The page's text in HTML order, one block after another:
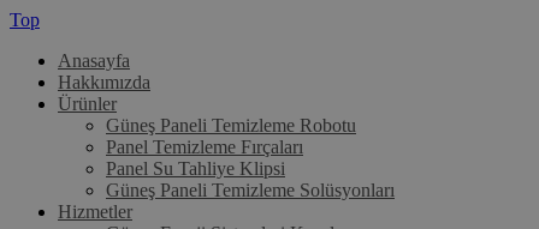
Top
Anasayfa
Hakkımızda
Ürünler
Güneş Paneli Temizleme Robotu
Panel Temizleme Fırçaları
Panel Su Tahliye Klipsi
Güneş Paneli Temizleme Solüsyonları
Hizmetler